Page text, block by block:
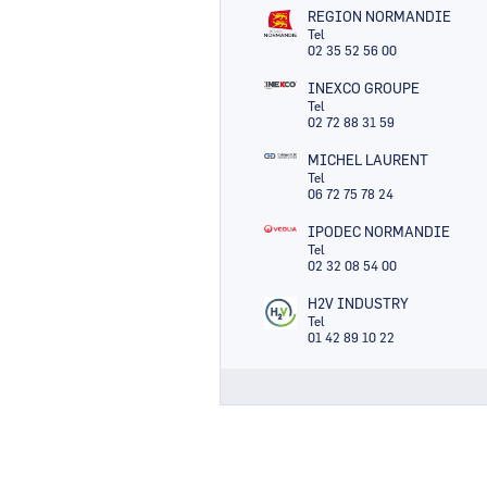
REGION NORMANDIE
Tel
02 35 52 56 00
INEXCO GROUPE
Tel
02 72 88 31 59
MICHEL LAURENT
Tel
06 72 75 78 24
IPODEC NORMANDIE
Tel
02 32 08 54 00
H2V INDUSTRY
Tel
01 42 89 10 22